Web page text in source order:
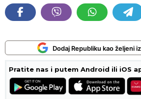
Dodaj Republiku kao željeni
Pratite nas i putem Android ili iOS